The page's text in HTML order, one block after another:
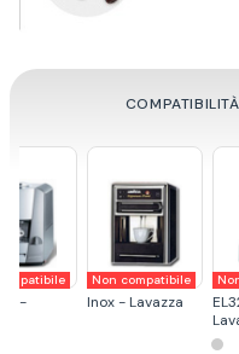
Non
Small
Agostani
Non compatibile
EP2100 -